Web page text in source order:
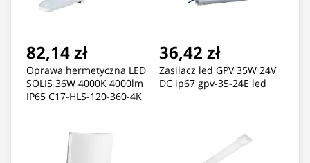
82,14 zł
Oprawa hermetyczna LED
SOLIS 36W 4000K 4000lm
IP65 C17-HLS-120-360-4K
36,42 zł
Zasilacz led GPV 35W 24V
DC ip67 gpv-35-24E led